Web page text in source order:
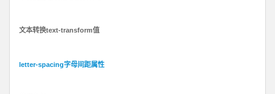
文本转换text-transform值
letter-spacing字母间距属性